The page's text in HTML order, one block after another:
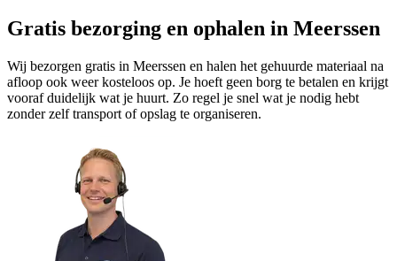
Gratis bezorging en ophalen in Meerssen
Wij bezorgen gratis in Meerssen en halen het gehuurde materiaal na
afloop ook weer kosteloos op. Je hoeft geen borg te betalen en krijgt
vooraf duidelijk wat je huurt. Zo regel je snel wat je nodig hebt
zonder zelf transport of opslag te organiseren.